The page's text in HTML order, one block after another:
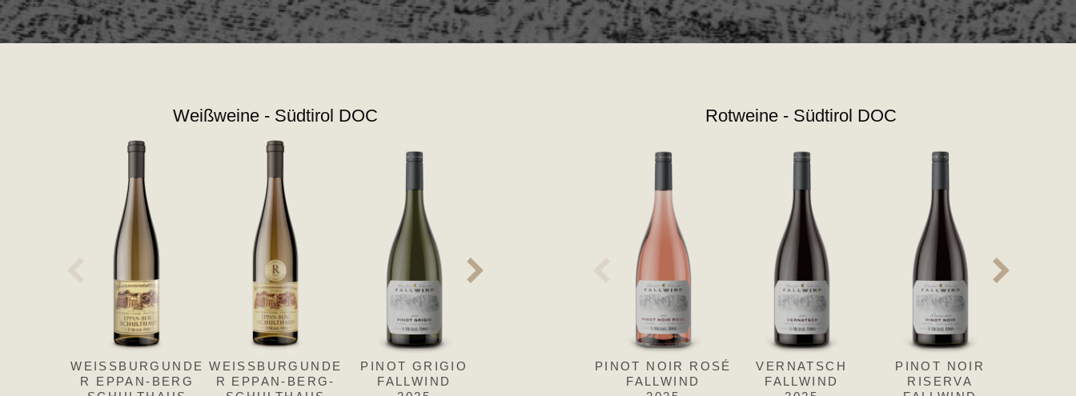
Weißweine - Südtirol DOC
WEISSBURGUNDE
R EPPAN-BERG
WEISSBURGUNDE
R EPPAN-BERG-
PINOT GRIGIO
FALLWIND
CHARDONNAY
SAUVIGNON
FALLWIND
RIESLING
FALLWIND
GEWÜRZTRAMINE
R
Rotweine - Südtirol DOC
PINOT NOIR ROSÉ
FALLWIND
VERNATSCH
FALLWIND
PINOT NOIR
RISERVA